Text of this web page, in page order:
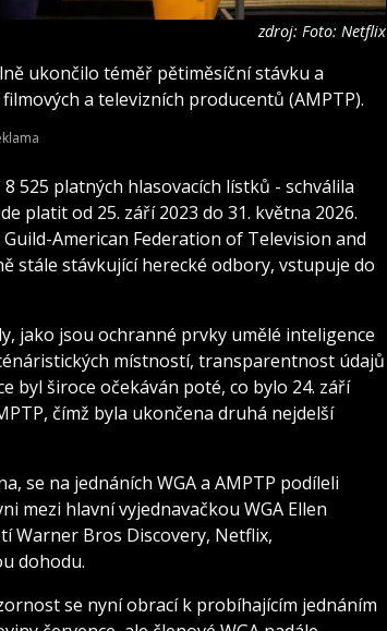
zdroj: Foto: Netflix
ukončilo téměř pětiměsíční stávku a
a televizních producentů (AMPTP).
525 platných hlasovacích lístků - schválila
platit od 25. září 2023 do 31. května 2026.
American Federation of Television and
stále stávkující herecké odbory, vstupuje do
jako jsou ochranné prvky umělé inteligence
místností, transparentnost údajů
byl široce očekáván poté, co bylo 24. září
čímž byla ukončena druhá nejdelší
se na jednáních WGA a AMPTP podíleli
mezi hlavní vyjednavačkou WGA Ellen
Warner Bros Discovery, Netflix,
dohodu.
se nyní obrací k probíhajícím jednáním